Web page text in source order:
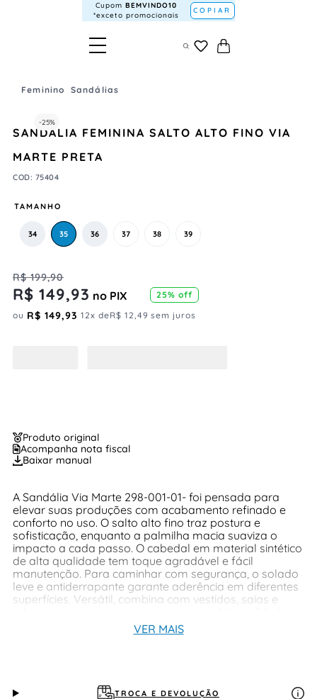
Cupom BEMVINDO10
*exceto promocionais
COPIAR
Feminino Sandálias
-25%
SANDÁLIA FEMININA SALTO ALTO FINO VIA
MARTE PRETA
COD: 75404
TAMANHO
34 35 36 37 38 39
R$ 199,90
R$ 149,93 no PIX 25% off
ou R$ 149,93 12x deR$ 12,49 sem juros
Produto original
Acompanha nota fiscal
Baixar manual
A Sandália Via Marte 298-001-01- foi pensada para
elevar suas produções com acabamento refinado e
conforto no uso. O salto alto fino traz postura e
sofisticação, enquanto a palmilha macia suaviza o
impacto a cada passo. O cabedal em material sintético
de alta qualidade tem toque agradável e fácil
manutenção. Para caminhar com segurança, o solado
leve e antiderrapante garante aderência em diferentes
superfícies. Versátil, combina com vestidos, saias e
Via Marte 298-001-01- Categoria: sandália de salto
Altura do salto: alto Tipo de salto: fino Cabedal:
ocasiões especiais
VER MAIS
TROCA E DEVOLUÇÃO